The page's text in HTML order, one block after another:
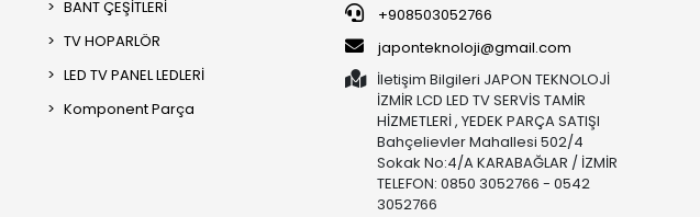
BANT ÇEŞİTLERİ
TV HOPARLÖR
LED TV PANEL LEDLERİ
Komponent Parça
+908503052766
japonteknoloji@gmail.com
İletişim Bilgileri JAPON TEKNOLOJİ
İZMİR LCD LED TV SERVİS TAMİR
HİZMETLERİ , YEDEK PARÇA SATIŞI
Bahçelievler Mahallesi 502/4
Sokak No:4/A KARABAĞLAR / İZMİR
TELEFON: 0850 3052766 - 0542
3052766